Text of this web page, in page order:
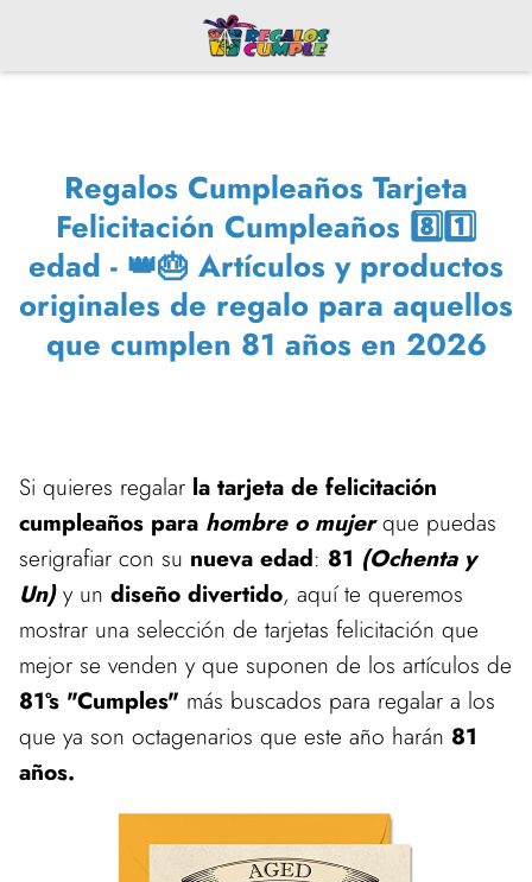
Regalos Cumpleaños Tarjeta
Felicitación Cumpleaños 8️⃣1️⃣
edad - 👑🎂 Artículos y productos
originales de regalo para aquellos
que cumplen 81 años en 2026
Si quieres regalar la tarjeta de felicitación
cumpleaños para hombre o mujerque puedas
serigrafiar con su nueva edad: 81 (Ochenta y
Un)y un diseño divertido, aquí te queremos
mostrar una selección de tarjetas felicitación que
mejor se venden y que suponen de los artículos de
81ºs "Cumples" más buscados para regalar a los
que ya son octagenarios que este año harán 81
años.